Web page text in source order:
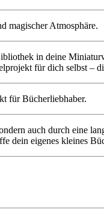
in deine
für dich selbst –
auch durch eine
dein eigenes kleines